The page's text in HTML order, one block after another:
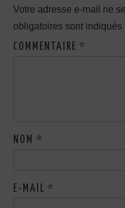
Votre adresse e-mail ne
obligatoires sont
COMMENTAIRE*
NOM*
E-MAIL*